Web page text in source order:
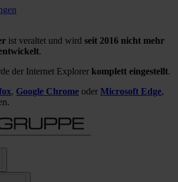
ist veraltet und wird seit 2016 nicht mehr
.
der Internet Explorer komplett eingestellt.
, Google Chrome oder Microsoft Edge,